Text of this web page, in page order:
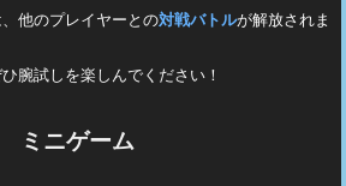
他のプレイヤーとの対戦バトルが解放されま
腕試しを楽しんでください！
ミニゲーム